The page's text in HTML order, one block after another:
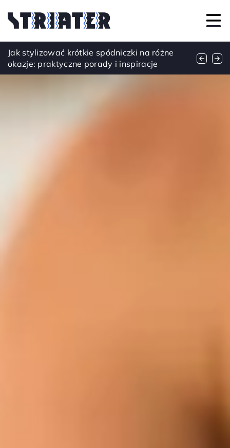
Jak suplementy diety na bazie siary bydlęcej
wpływają na układ odpornościowy?
Jak stylizować krótkie spódniczki na różne
okazje: praktyczne porady i inspiracje
Moda jako narzędzie do odkrywania
wewnętrznej siły i piękna